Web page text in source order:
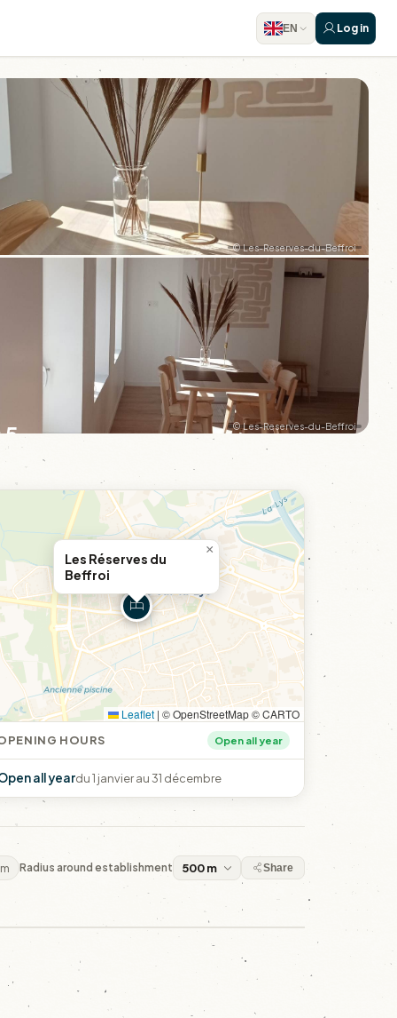
EN Log in
© Les-Reserves-du-Beffroi
© Les-Reserves-du-Beffroi
Les Réserves du
Beffroi
×
Leaflet | © OpenStreetMap © CARTO
HOURS Open all year
all yeardu 1 janvier au 31 décembre
Radius around establishment Share